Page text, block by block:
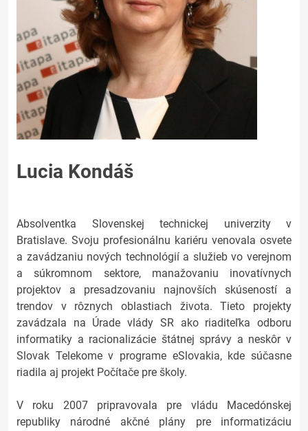
Lucia Kondáš
Absolventka Slovenskej technickej univerzity v
Bratislave. Svoju profesionálnu kariéru venovala osvete
a zavádzaniu nových technológií a služieb vo verejnom
a súkromnom sektore, manažovaniu inovatívnych
projektov a presadzovaniu najnovších skúseností a
trendov v rôznych oblastiach života. Tieto projekty
zavádzala na Úrade vlády SR ako riaditeľka odboru
informatiky a racionalizácie štátnej správy a neskôr v
Slovak Telekome v programe eSlovakia, kde súčasne
riadila aj projekt Počítače pre školy.
V roku 2007 pripravovala pre vládu Macedónskej
republiky národné akčné plány pre informatizáciu